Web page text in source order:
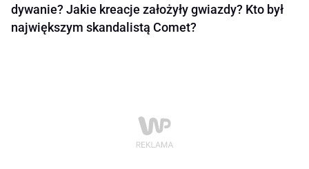
dywanie? Jakie kreacje założyły gwiazdy? Kto był
największym skandalistą Comet?